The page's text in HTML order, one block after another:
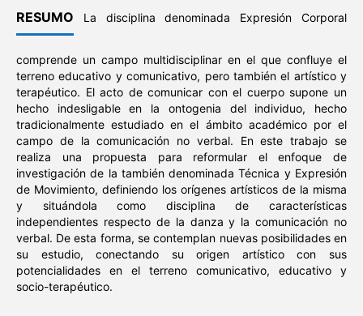
RESUMO La disciplina denominada Expresión Corporal
comprende un campo multidisciplinar en el que confluye el
terreno educativo y comunicativo, pero también el artístico y
terapéutico. El acto de comunicar con el cuerpo supone un
hecho indesligable en la ontogenia del individuo, hecho
tradicionalmente estudiado en el ámbito académico por el
campo de la comunicación no verbal. En este trabajo se
realiza una propuesta para reformular el enfoque de
investigación de la también denominada Técnica y Expresión
de Movimiento, definiendo los orígenes artísticos de la misma
y situándola como disciplina de características
independientes respecto de la danza y la comunicación no
verbal. De esta forma, se contemplan nuevas posibilidades en
su estudio, conectando su origen artístico con sus
potencialidades en el terreno comunicativo, educativo y
socio-terapéutico.